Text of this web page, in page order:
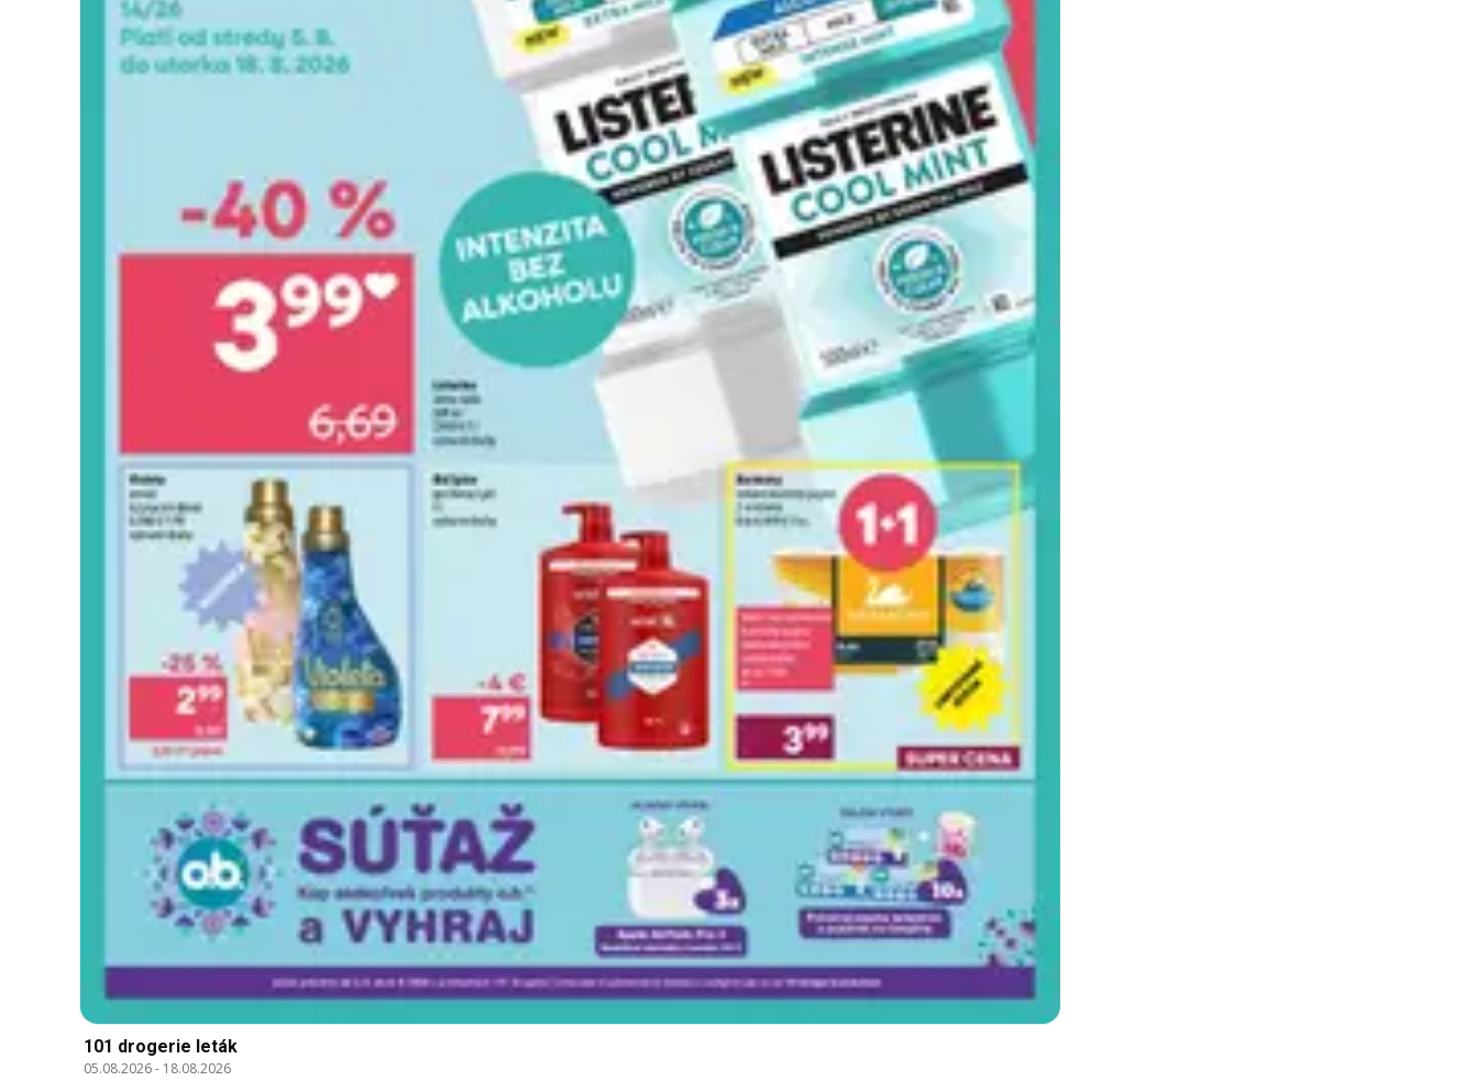
101 drogerie leták
05.08.2026- 18.08.2026